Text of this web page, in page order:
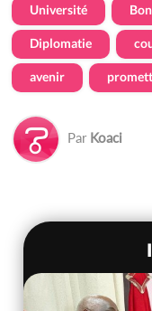
Université
Diplomatie
avenir
Par Koaci